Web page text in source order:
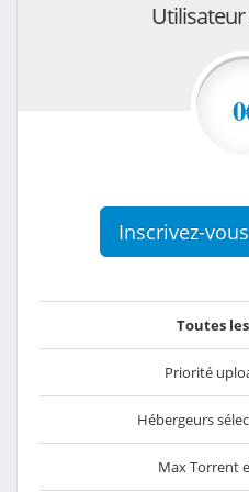
Inscrivez-
Toutes les
Priorité
Hébergeurs
Max Torrent